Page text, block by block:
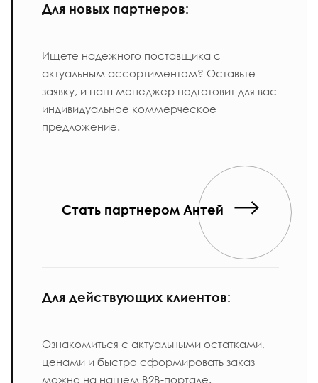
Для новых партнеров:
Ищете надежного поставщика с
актуальным ассортиментом? Оставьте
заявку, и наш менеджер подготовит для вас
индивидуальное коммерческое
предложение.
Стать партнером Антей
Для действующих клиентов:
Ознакомиться с актуальными остатками,
ценами и быстро сформировать заказ
можно на нашем B2B-портале.